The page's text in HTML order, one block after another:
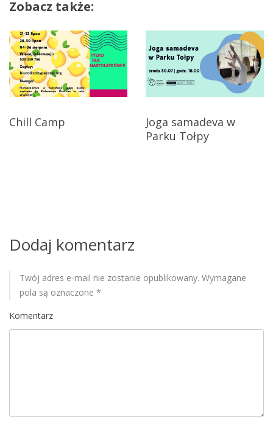
i
g
a
c
j
s
u
Zobacz także:
Chill Camp
Joga samadeva w
Parku Tołpy
Dodaj komentarz
Twój adres e-mail nie zostanie opublikowany. Wymagane
pola są oznaczone *
Komentarz